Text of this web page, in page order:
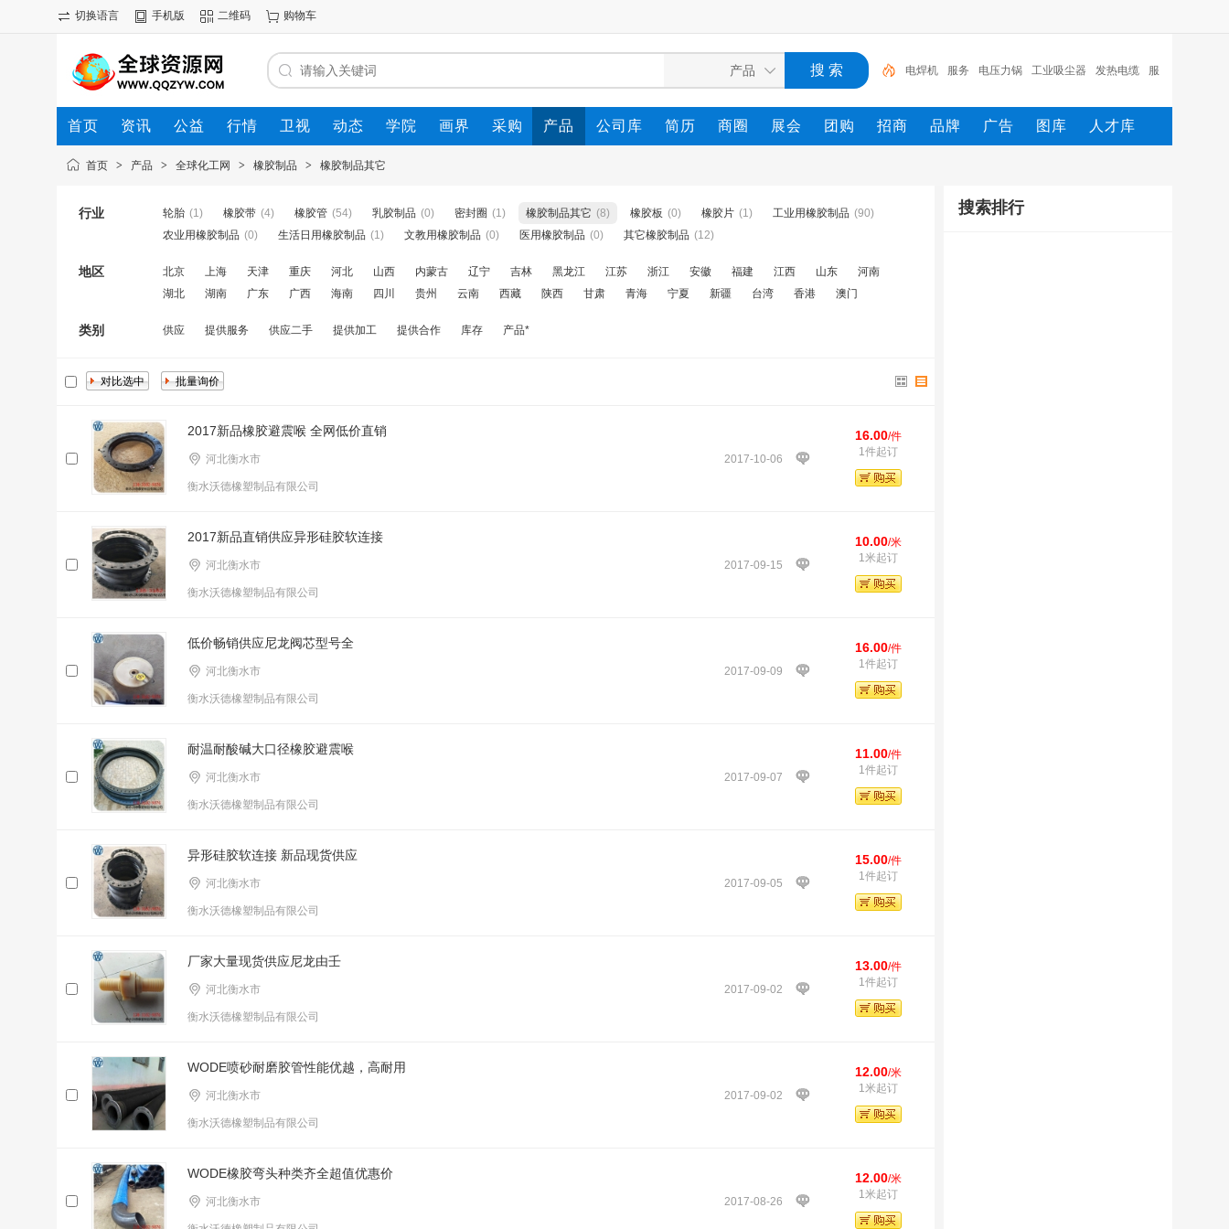
切换语言 手机版 二维码 购物车
电焊机 服务 电压力锅 工业吸尘器 发热电缆 服
装 服装打包机 服务/ 工具 家用电器
首页 资讯 公益 行情 卫视 动态 学院 画界 采购 产品 公司库 简历 商圈 展会 团购 招商 品牌 广告 图库 人才库
首页 > 产品 > 全球化工网 > 橡胶制品 > 橡胶制品其它
行业 轮胎 (1) 橡胶带 (4) 橡胶管 (54) 乳胶制品 (0) 密封圈 (1) 橡胶制品其它 (8) 橡胶板 (0) 橡胶片 (1) 工业用橡胶制品 (90)
农业用橡胶制品 (0) 生活日用橡胶制品 (1) 文教用橡胶制品 (0) 医用橡胶制品 (0) 其它橡胶制品 (12)
地区 北京 上海 天津 重庆 河北 山西 内蒙古 辽宁 吉林 黑龙江 江苏 浙江 安徽 福建 江西 山东
河南
湖北
湖南 广东 广西 海南 四川 贵州 云南 西藏 陕西 甘肃 青海 宁夏 新疆 台湾 香港 澳门
类别 供应 提供服务 供应二手 提供加工 提供合作 库存 产品*
2017新品橡胶避震喉 全网低价直销
2017-10-06
河北衡水市
衡水沃德橡塑制品有限公司
16.00/件
1件起订
2017新品直销供应异形硅胶软连接
2017-09-15
河北衡水市
衡水沃德橡塑制品有限公司
10.00/米
1米起订
低价畅销供应尼龙阀芯型号全
2017-09-09
河北衡水市
衡水沃德橡塑制品有限公司
16.00/件
1件起订
耐温耐酸碱大口径橡胶避震喉
2017-09-07
河北衡水市
衡水沃德橡塑制品有限公司
11.00/件
1件起订
异形硅胶软连接 新品现货供应
2017-09-05
河北衡水市
衡水沃德橡塑制品有限公司
15.00/件
1件起订
厂家大量现货供应尼龙由壬
2017-09-02
河北衡水市
衡水沃德橡塑制品有限公司
13.00/件
1件起订
WODE喷砂耐磨胶管性能优越，高耐用
2017-09-02
河北衡水市
衡水沃德橡塑制品有限公司
12.00/米
1米起订
WODE橡胶弯头种类齐全超值优惠价
2017-08-26
河北衡水市
12.00/米
1米起订
搜索排行